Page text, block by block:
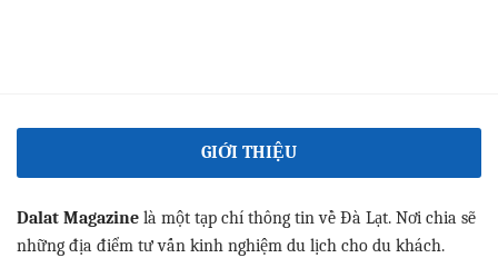
GIỚI THIỆU
Dalat Magazine là một tạp chí thông tin về Đà Lạt. Nơi chia sẽ
những địa điểm tư vấn kinh nghiệm du lịch cho du khách.